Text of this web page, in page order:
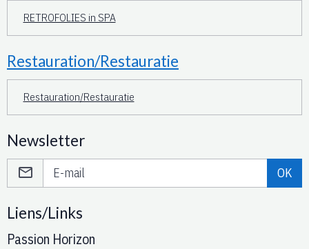
RETROFOLIES in SPA
Restauration/Restauratie
Restauration/Restauratie
Newsletter
OK
Liens/Links
Passion Horizon